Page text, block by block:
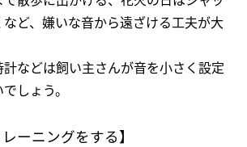
ど、嫌いな音から遠ざける工夫が大
などは飼い主さんが音を小さく設定
しょう。
ーニングをする】